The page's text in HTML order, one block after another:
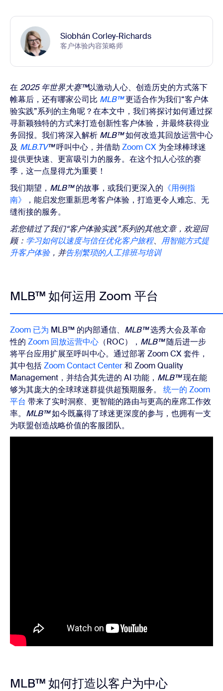
Siobhán Corley-Richards
客户体验内容策略师
在 2025 年世界大赛™以激动人心、创造历史的方式落下
帷幕后，还有哪家公司比 MLB™更适合作为我们“客户体
验实践”系列的主角呢？在本文中，我们将探讨如何通过探
寻新颖独特的方式来打造创新性客户体验，并最终获得业
务回报。我们将深入解析 MLB™如何改造其回放运营中心
及 MLB.TV™呼叫中心，并借助 Zoom CX 为全球棒球迷
提供更快速、更富吸引力的服务。在这个扣人心弦的赛
季，这一点显得尤为重要！
我们期望， MLB™的故事，或我们更深入的 《用例指
南》
，能启发您重新思考客户体验，打造更令人难忘、无
缝衔接的服务。
若您错过了我们“客户体验实践”系列的其他文章，欢迎回
顾： 学习如何以速度与信任优化客户旅程、 用智能方式提
升客户体验，并告别繁琐的人工排班与培训
MLB™ 如何运用 Zoom 平台
Zoom 已为 MLB™ 的内部通信、 MLB™选秀大会及革命
性的 Zoom 回放运营中心 （ROC）， MLB™随后进一步
将平台应用扩展至呼叫中心。 通过部署 Zoom CX 套件，
其中包括Zoom Contact Center和 Zoom Quality
Management，并结合其先进的 AI 功能， MLB™现在能
够为其庞大的全球球迷群提供超预期服务。 统一的 Zoom
平台 带来了实时洞察、更智能的路由与更高的座席工作效
率。 MLB™如今既赢得了球迷更深度的参与，也拥有一支
为联盟创造战略价值的客服团队。
MLB™ 如何打造以客户为中心